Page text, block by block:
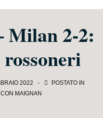
Milan 2-2:
2022
POSTATO IN
MAIGNAN